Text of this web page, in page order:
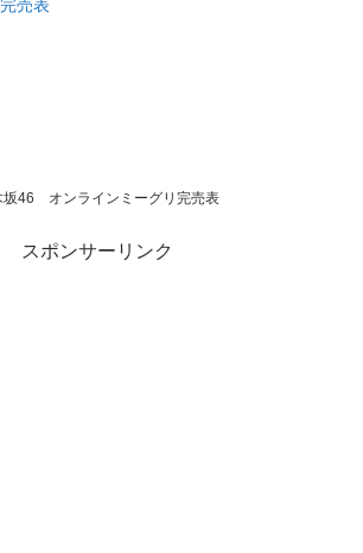
売表
坂46 オンラインミーグリ完売表
スポンサーリンク